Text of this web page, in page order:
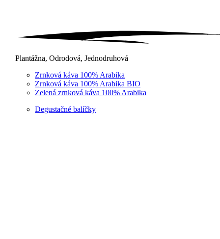
Plantážna, Odrodová, Jednodruhová
Zrnková káva 100% Arabika
Zrnková káva 100% Arabika BIO
Zelená zrnková káva 100% Arabika
Degustačné balíčky